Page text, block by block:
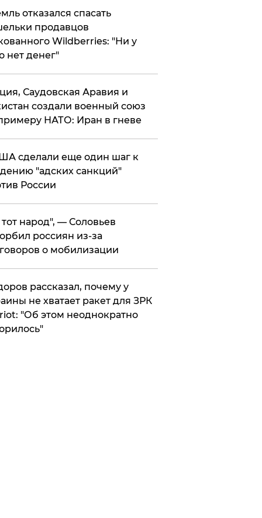
отказался спасать
продавцов
Wildberries: "Ни у
нет денег"
Саудовская Аравия и
создали военный союз
НАТО: Иран в гневе
сделали еще один шаг к
"адских санкций"
России
народ", — Соловьев
россиян из-за
о мобилизации
рассказал, почему у
не хватает ракет для ЗРК
"Об этом неоднократно